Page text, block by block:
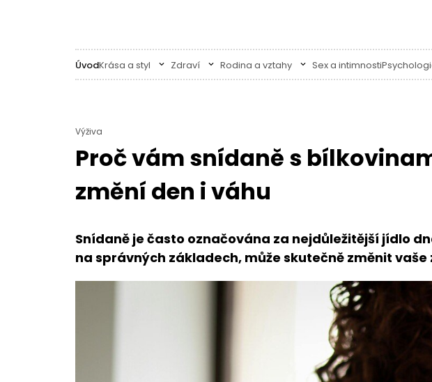
ÚvodKrása a styl Zdraví Rodina a vztahy Sex a intimnosti
Výživa
Proč vám snídaně s
změní den i váhu
Snídaně je často označována za nejdůležitější jídlo
na správných základech, může skutečně změnit